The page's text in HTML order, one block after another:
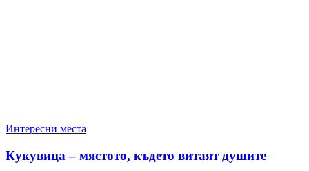
Интересни места
Кукувица – мястото, където витаят душите